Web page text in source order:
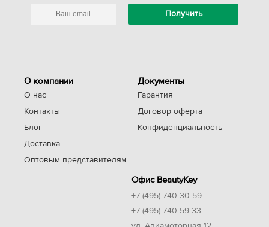
О компании
О нас
Контакты
Блог
Доставка
Оптовым представителям
Документы
Гарантия
Договор оферта
Конфиденциальность
Офис BeautyKey
+7 (495) 740-30-59
+7 (495) 740-59-33